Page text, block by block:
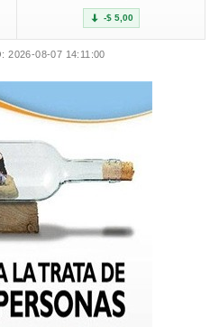
-$ 5,00
2026-08-07 14:11:00